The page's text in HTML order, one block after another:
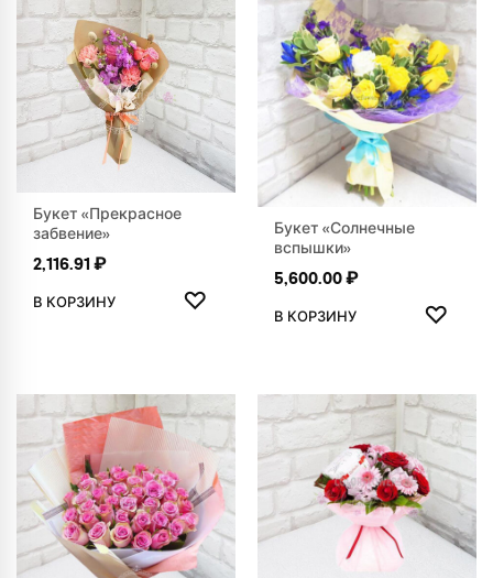
Букет «Прекрасное
забвение»
2,116.91₽
В КОРЗИНУ ♡
ДОБАВИТЬ В ИЗБРАННОЕ
Букет «Солнечные
вспышки»
5,600.00₽
В КОРЗИНУ ♡